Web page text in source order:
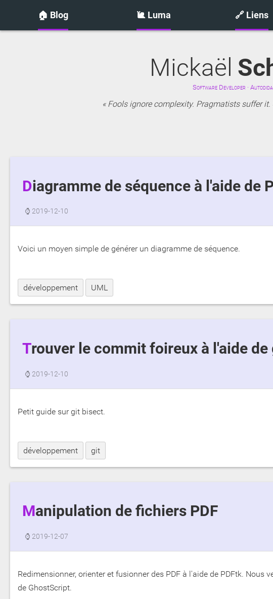
🏠 Blog 🐌 Luma 🔗 Liens
Mickaël
Software Developer ·
Fools ignore complexity. Pragmatists suffer
Diagramme de séquence à l'aide de
⌚ 2019-12-10
Voici un moyen simple de générer un diagramme de séquence.
développement UML
Trouver le commit foireux à l'aide
⌚ 2019-12-10
Petit guide sur git bisect.
développement git
Manipulation de fichiers PDF
⌚ 2019-12-07
Redimensionner, orienter et fusionner des PDF à l'aide de PDFtk.
de GhostScript.